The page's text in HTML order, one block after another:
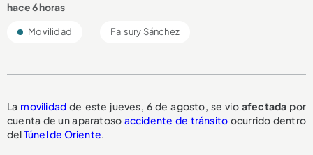
hace 6 horas
Movilidad Faisury Sánchez
La movilidad de este jueves, 6 de agosto, se vioafectada por
cuenta de un aparatoso accidente de tránsito ocurrido dentro
delTúnel de Oriente.